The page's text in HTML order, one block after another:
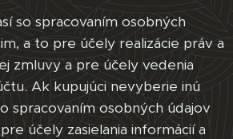
so spracovaním osobných
a to pre účely realizácie práv a
zmluvy a pre účely vedenia
Ak kupujúci nevyberie inú
spracovaním osobných údajov
účely zasielania informácií a